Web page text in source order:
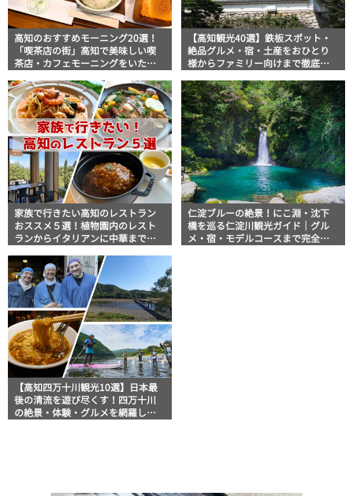
高知のおすすめモーニング20選！
「喫茶店の街」高知で美味しい喫
茶店・カフェモーニングをいただ
【高知観光40選】鉄板スポット・
絶品グルメ・宿・土産をおひとり
様からファミリー向けまで徹底解
家族で行きたい高知のレストラン
おススメ５選！植物園内のレスト
ランからイタリアンに中華まで楽
仁淀ブルーの絶景！にこ淵・沈下
橋を巡る仁淀川観光ガイド｜グル
メ・宿・モデルコースまで完全網
【高知四万十川観光10選】日本最
後の清流を遊び尽くす！四万十川
の絶景・体験・グルメを網羅した